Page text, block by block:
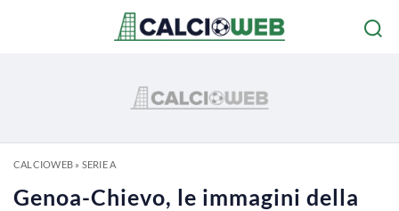
CALCIOWEB» SERIE A
Genoa-Chievo, le immagini della